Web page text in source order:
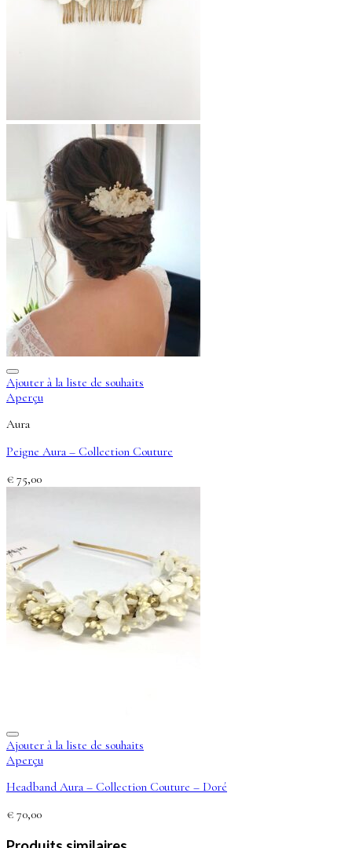
Ajouter à la liste de souhaits
Aperçu
Aura
Peigne Aura – Collection Couture
€ 75,00
Ajouter à la liste de souhaits
Aperçu
Headband Aura – Collection Couture – Doré
€ 70,00